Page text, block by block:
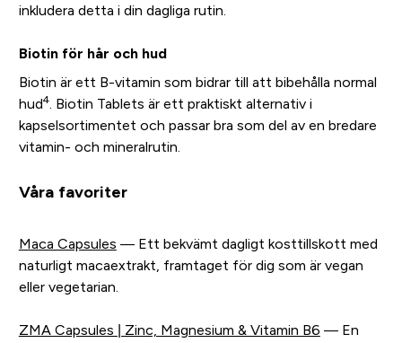
inkludera detta i din dagliga rutin.
Biotin för hår och hud
Biotin är ett B-vitamin som bidrar till att bibehålla normal
hud4. Biotin Tablets är ett praktiskt alternativ i
kapselsortimentet och passar bra som del av en bredare
vitamin- och mineralrutin.
Våra favoriter
Maca Capsules — Ett bekvämt dagligt kosttillskott med
naturligt macaextrakt, framtaget för dig som är vegan
eller vegetarian.
ZMA Capsules | Zinc, Magnesium & Vitamin B6 — En